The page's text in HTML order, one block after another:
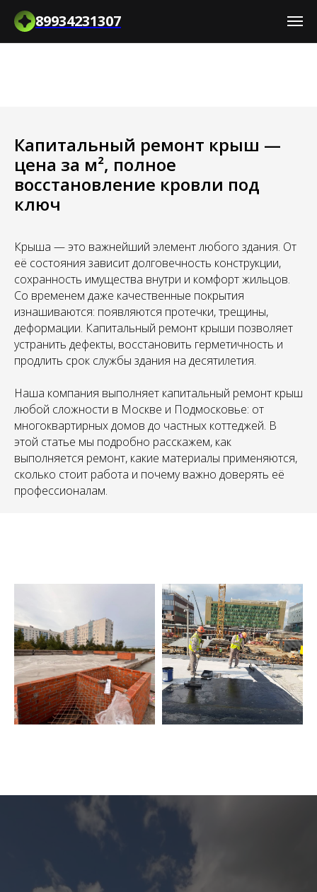
89934231307
Капитальный ремонт крыш —
цена за м², полное
восстановление кровли под
ключ
Крыша — это важнейший элемент любого здания. От
её состояния зависит долговечность конструкции,
сохранность имущества внутри и комфорт жильцов.
Со временем даже качественные покрытия
изнашиваются: появляются протечки, трещины,
деформации. Капитальный ремонт крыши позволяет
устранить дефекты, восстановить герметичность и
продлить срок службы здания на десятилетия.
Наша компания выполняет капитальный ремонт крыш
любой сложности в Москве и Подмосковье: от
многоквартирных домов до частных коттеджей. В
этой статье мы подробно расскажем, как
выполняется ремонт, какие материалы применяются,
сколько стоит работа и почему важно доверять её
профессионалам.